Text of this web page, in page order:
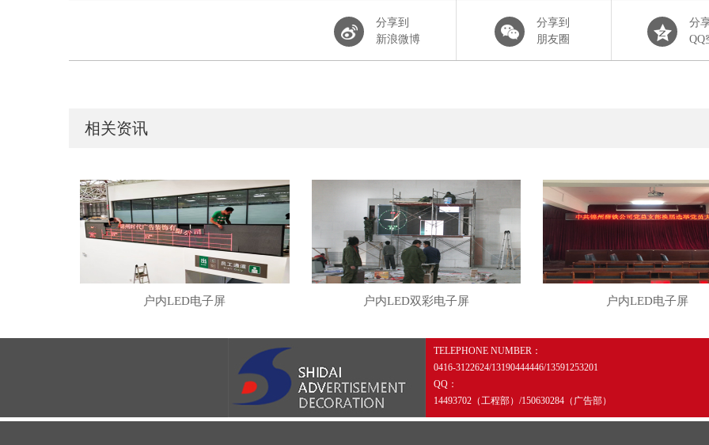
分享到
新浪微博
分享到
朋友圈
分
QQ
相关资讯
户内LED电子屏 户内LED双彩电子屏 户内LED电子屏
TELEPHONE NUMBER：
0416-3122624/13190444446/13591253201
QQ：
14493702（工程部）/150630284（广告部）